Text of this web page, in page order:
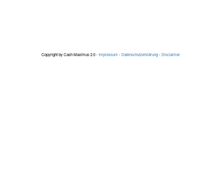
Copyright by Cash Maximus 2.0 -Impressum -Datenschutzerklärung-Disclaimer